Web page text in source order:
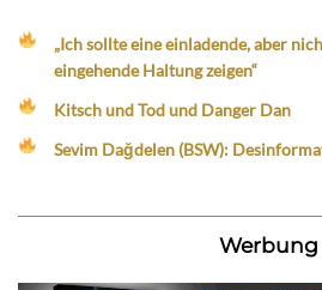
„Ich sollte eine einladende, aber
eingehende Haltung zeigen“
Kitsch und Tod und Danger Dan
Sevim Dağdelen (BSW):
Werbung